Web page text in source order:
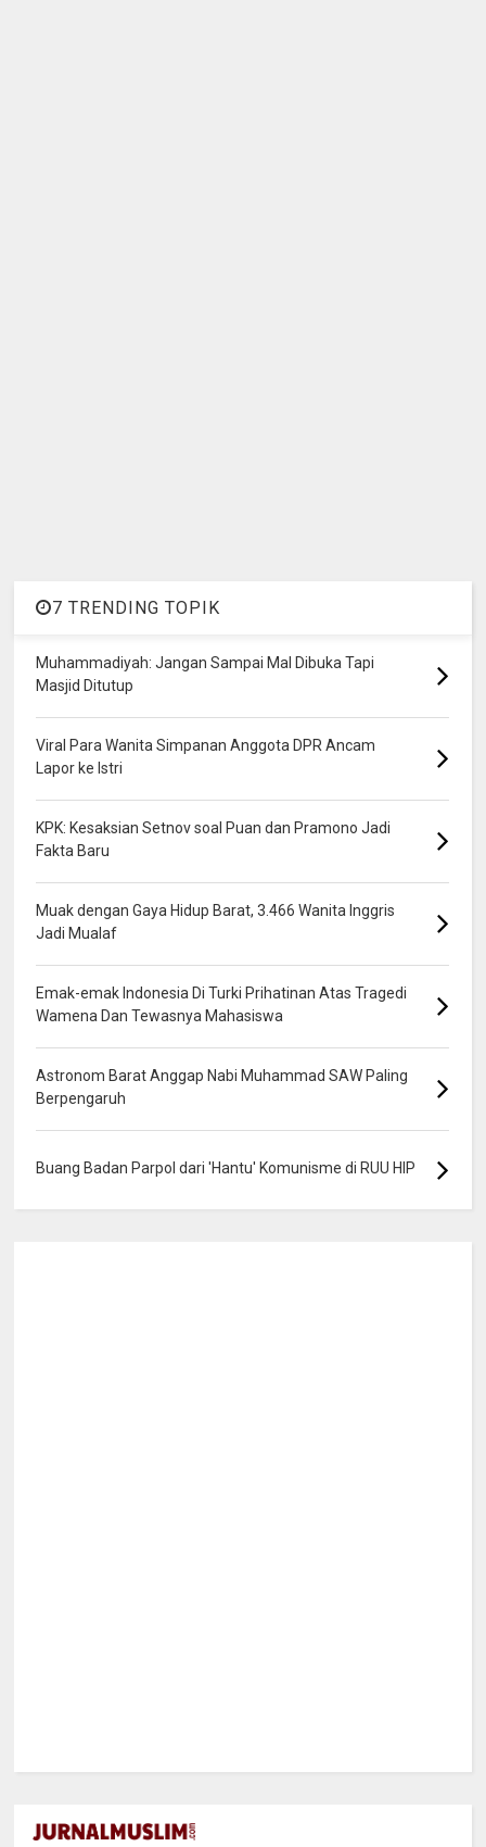
7 TRENDING TOPIK
Muhammadiyah: Jangan Sampai Mal Dibuka Tapi
Masjid Ditutup
Viral Para Wanita Simpanan Anggota DPR Ancam
Lapor ke Istri
KPK: Kesaksian Setnov soal Puan dan Pramono Jadi
Fakta Baru
Muak dengan Gaya Hidup Barat, 3.466 Wanita Inggris
Jadi Mualaf
Emak-emak Indonesia Di Turki Prihatinan Atas Tragedi
Wamena Dan Tewasnya Mahasiswa
Astronom Barat Anggap Nabi Muhammad SAW Paling
Berpengaruh
Buang Badan Parpol dari 'Hantu' Komunisme di RUU HIP